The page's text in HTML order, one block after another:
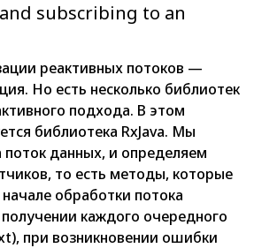
subscribing to an
реактивных потоков —
Но есть несколько библиотек
подхода. В этом
библиотека RxJava. Мы
данных, и определяем
то есть методы, которые
обработки потока
каждого очередного
при возникновении ошибки